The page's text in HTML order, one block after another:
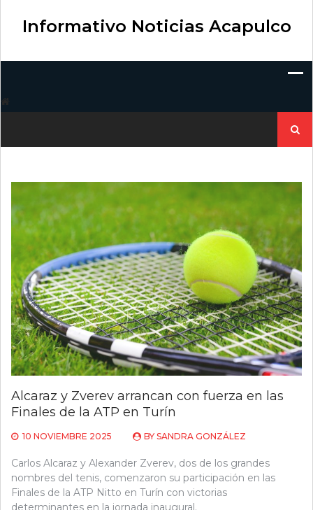
contentInformativo Noticias Acapulco
Alcaraz y Zverev arrancan con fuerza en las
Finales de la ATP en Turín
10 NOVIEMBRE 2025 BY SANDRA GONZÁLEZ
Carlos Alcaraz y Alexander Zverev, dos de los grandes
nombres del tenis, comenzaron su participación en las
Finales de la ATP Nitto en Turín con victorias
determinantes en la jornada inaugural.